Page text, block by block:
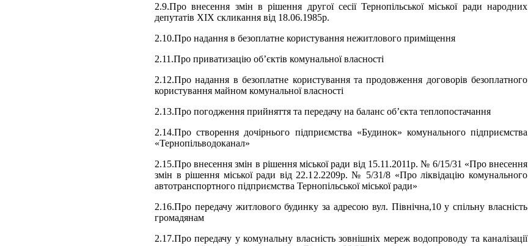
2.9.Про внесення змін в рішення другої сесії Тернопільської міської ради народних
депутатів ХІХ скликання від 18.06.1985р.
2.10.Про надання в безоплатне користування нежитлового приміщення
2.11.Про приватизацію об’єктів комунальної власності
2.12.Про надання в безоплатне користування та продовження договорів безоплатного
користування майном комунальної власності
2.13.Про погодження прийняття та передачу на баланс об’єкта теплопостачання
2.14.Про створення дочірнього підприємства «Будинок» комунального підприємства
«Тернопільводоканал»
2.15.Про внесення змін в рішення міської ради від 15.11.2011р. № 6/15/31 «Про внесення
змін в рішення міської ради від 22.12.2209р. № 5/31/8 «Про ліквідацію комунального
автотранспортного підприємства Тернопільської міської ради»
2.16.Про передачу житлового будинку за адресою вул. Північна,10 у спільну власність
громадянам
2.17.Про передачу у комунальну власність зовнішніх мереж водопроводу та каналізації